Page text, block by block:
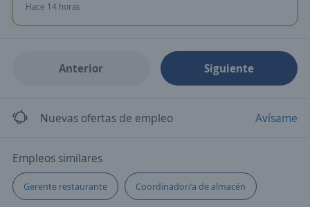
Hace 14 horas
Anterior Siguiente
Nuevas ofertas de empleo Avísame
Empleos similares
Gerente restaurante Coordinador/a de almacén